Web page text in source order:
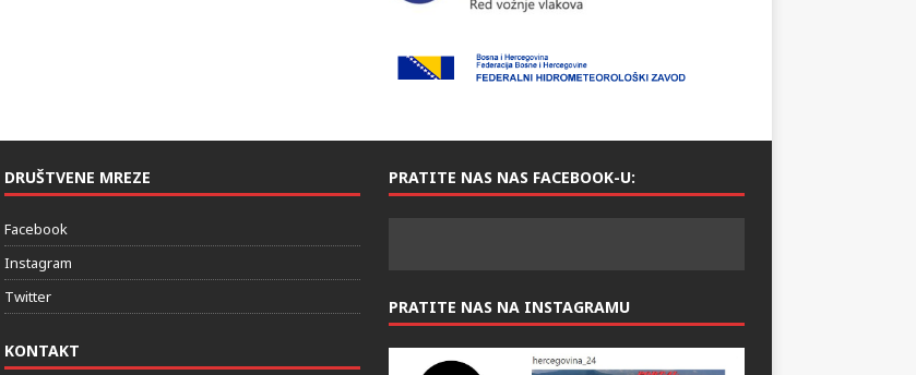
DRUŠTVENE MREZE
Facebook
Instagram
Twitter
KONTAKT
PRATITE NAS NAS FACEBOOK-U:
PRATITE NAS NA INSTAGRAMU